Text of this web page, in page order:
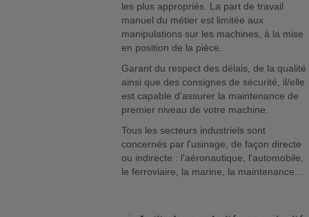
les plus appropriés. La part de travail
manuel du métier est limitée aux
manipulations sur les machines, à la mise
en position de la pièce.
Garant du respect des délais, de la qualité
ainsi que des consignes de sécurité, il/elle
est capable d'assurer la maintenance de
premier niveau de votre machine.
Tous les secteurs industriels sont
concernés par l'usinage, de façon directe
ou indirecte : l'aéronautique, l'automobile,
le ferroviaire, la marine, la maintenance...